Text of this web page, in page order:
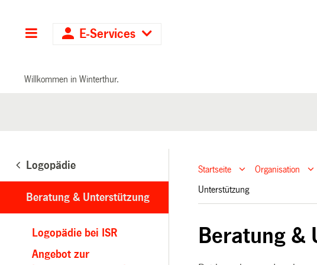
Hauptnavigation
E-Services
Willkommen in Winterthur.
Logopädie
Beratung & Unterstützung
Logopädie bei ISR
Angebot zur
Startseite Organisation
Unterstützung
Beratung &